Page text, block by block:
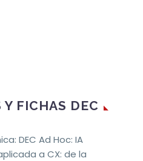
FICHAS DEC
DEC Ad Hoc: IA
a CX: de la